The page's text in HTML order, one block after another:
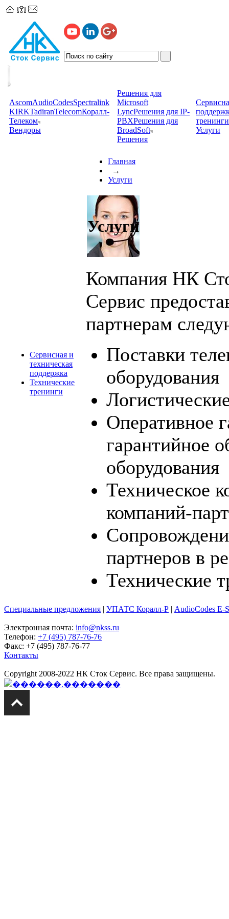
AscomAudioCodesSpectralink
KIRKTadiranTelecomКоралл-
Телеком
Вендоры
Решения для
Microsoft
LyncРешения для IP-
PBXРешения для
BroadSoft
Решения
тренинги
Услуги
Сервисная и
техническая
поддержка
Технические
тренинги
Главная
→
Услуги
Услуги
Компания НК
Сервис
партнерам
Поставки
оборудования
Оперативное
гарантийное
оборудования
Техническое
компаний-
партнеров в
Технические
Специальные предложения | УПАТС Коралл-Р | AudioCodes E-
Электронная почта: info@nkss.ru
Телефон: +7 (495) 787-76-76
Факс: +7 (495) 787-76-77
Контакты
Copyright 2008-2022 НК Сток Сервис. Все права защищены.